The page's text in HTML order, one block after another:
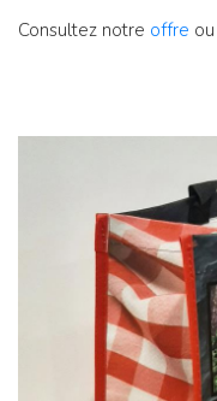
Consultez notre offre ou